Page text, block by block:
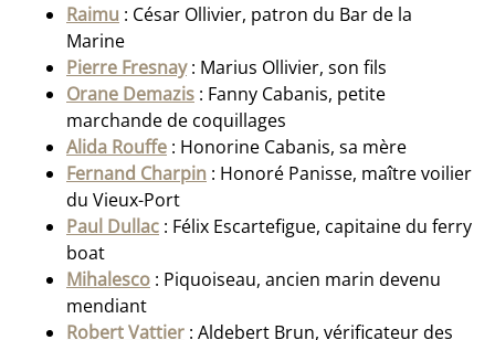
Raimu : César Ollivier, patron du Bar de la
Marine
Pierre Fresnay: Marius Ollivier, son fils
Orane Demazis : Fanny Cabanis, petite
marchande de coquillages
Alida Rouffe : Honorine Cabanis, sa mère
Fernand Charpin : Honoré Panisse, maître voilier
du Vieux-Port
Paul Dullac : Félix Escartefigue, capitaine du ferry
boat
Mihalesco : Piquoiseau, ancien marin devenu
mendiant
Robert Vattier : Aldebert Brun, vérificateur des